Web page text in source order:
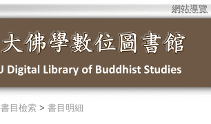
網站導覽
書目檢索 > 書目明細